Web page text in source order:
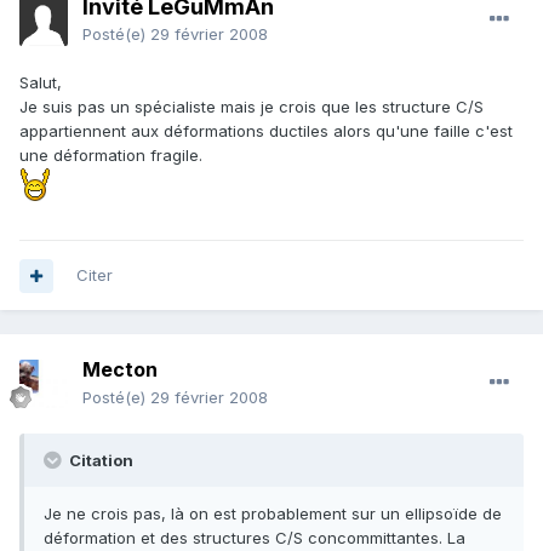
Invité LeGuMmAn
Posté(e) 29 février 2008
Salut,
Je suis pas un spécialiste mais je crois que les structure C/S
appartiennent aux déformations ductiles alors qu'une faille c'est
une déformation fragile.
Citer
Mecton
Posté(e) 29 février 2008
Citation
Je ne crois pas, là on est probablement sur un ellipsoïde de
déformation et des structures C/S concommittantes. La